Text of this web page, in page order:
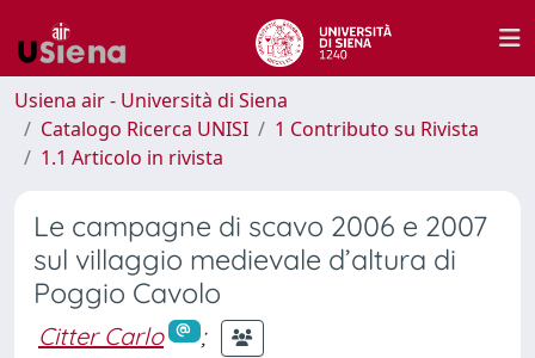
Usiena air - Università di Siena
Catalogo Ricerca UNISI
1 Contributo su Rivista
1.1 Articolo in rivista
Le campagne di scavo 2006 e 2007
sul villaggio medievale d’altura di
Poggio Cavolo
Citter Carlo
;